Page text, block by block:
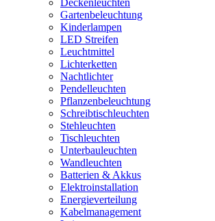
Deckenleuchten
Gartenbeleuchtung
Kinderlampen
LED Streifen
Leuchtmittel
Lichterketten
Nachtlichter
Pendelleuchten
Pflanzenbeleuchtung
Schreibtischleuchten
Stehleuchten
Tischleuchten
Unterbauleuchten
Wandleuchten
Batterien & Akkus
Elektroinstallation
Energieverteilung
Kabelmanagement